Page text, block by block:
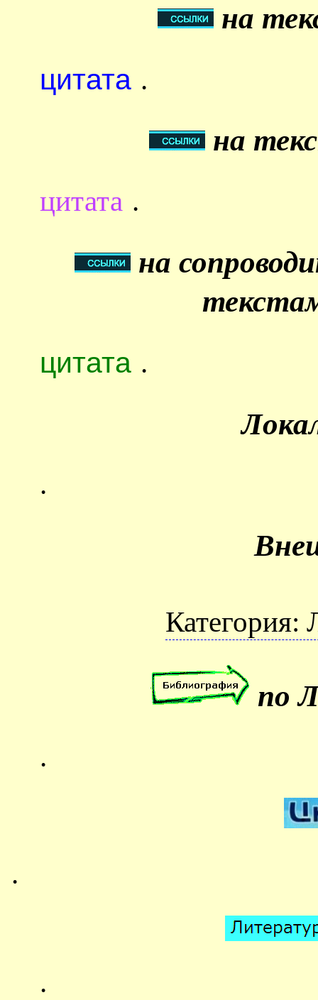
на
цитата .
на
цитата .
на
цитата .
.
Категория:
по
.
.
.